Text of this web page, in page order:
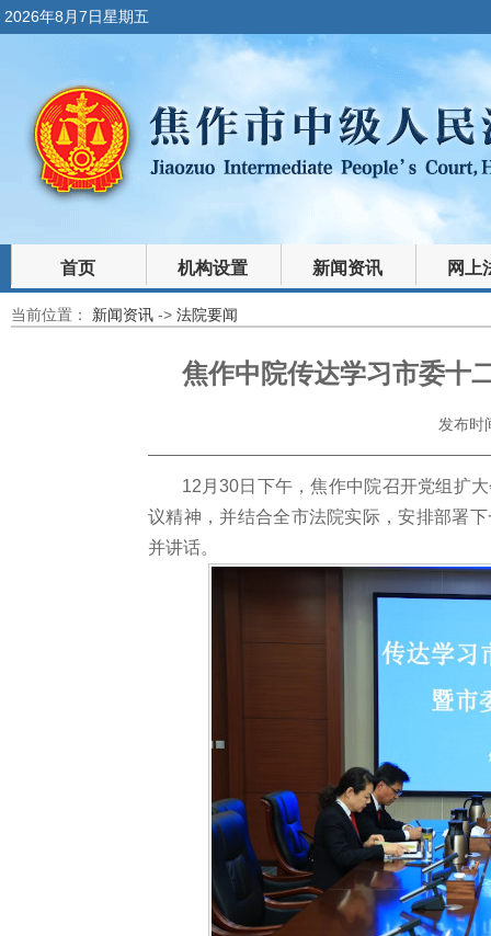
2026年8月7日星期五
首页 机构设置 新闻资讯 网上
裁判文书 法律文库
当前位置： 新闻资讯 -> 法院要闻
焦作中院传达学习市委十
发布时
12月30日下午，焦作中院召开党组扩
议精神，并结合全市法院实际，安排部署
并讲话。